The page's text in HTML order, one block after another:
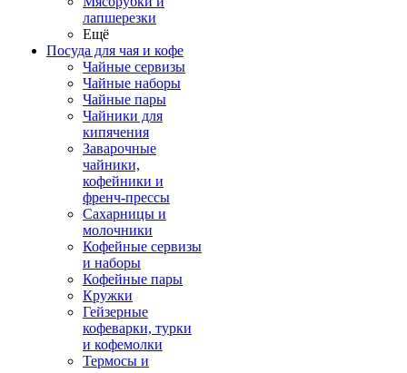
лапшерезки
Ещё
Посуда для чая и кофе
Чайные сервизы
Чайные наборы
Чайные пары
Чайники для
кипячения
Заварочные
чайники,
кофейники и
френч-прессы
Сахарницы и
молочники
Кофейные сервизы
и наборы
Кофейные пары
Кружки
Гейзерные
кофеварки, турки
и кофемолки
Термосы и